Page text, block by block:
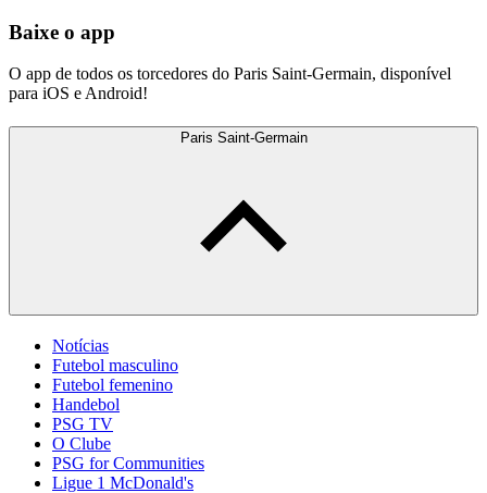
Baixe o app
O app de todos os torcedores do Paris Saint-Germain, disponível
para iOS e Android!
Paris Saint-Germain
Notícias
Futebol masculino
Futebol femenino
Handebol
PSG TV
O Clube
PSG for Communities
Ligue 1 McDonald's